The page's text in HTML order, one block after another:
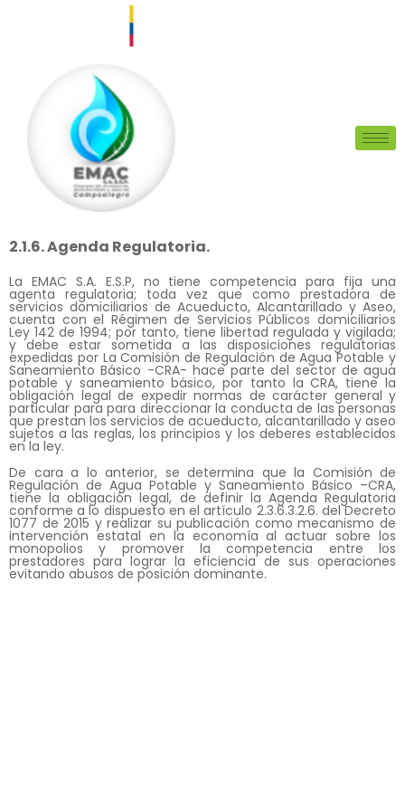
2.1.6. Agenda Regulatoria.
La EMAC S.A. E.S.P, no tiene competencia para fija una
agenta regulatoria; toda vez que como prestadora de
servicios domiciliarios de Acueducto, Alcantarillado y Aseo,
cuenta con el Régimen de Servicios Públicos domiciliarios
Ley 142 de 1994; por tanto, tiene libertad regulada y vigilada;
y debe estar sometida a las disposiciones regulatorias
expedidas por La Comisión de Regulación de Agua Potable y
Saneamiento Básico -CRA- hace parte del sector de agua
potable y saneamiento básico, por tanto la CRA, tiene la
obligación legal de expedir normas de carácter general y
particular para para direccionar la conducta de las personas
que prestan los servicios de acueducto, alcantarillado y aseo
sujetos a las reglas, los principios y los deberes establecidos
en la ley.
De cara a lo anterior, se determina que la Comisión de
Regulación de Agua Potable y Saneamiento Básico –CRA,
tiene la obligación legal, de definir la Agenda Regulatoria
conforme a lo dispuesto en el artículo 2.3.6.3.2.6. del Decreto
1077 de 2015 y realizar su publicación como mecanismo de
intervención estatal en la economía al actuar sobre los
monopolios y promover la competencia entre los
prestadores para lograr la eficiencia de sus operaciones
evitando abusos de posición dominante.